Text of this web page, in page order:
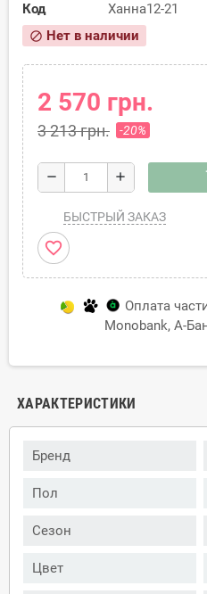
Код
Ханна12-21
block Нет в наличии
2 570 грн.
3 213 грн. -20%
remove add
БЫСТРЫЙ ЗАКАЗ
favorite_border
Оплата
Monobank, А-
ХАРАКТЕРИСТИКИ
Бренд
Пол
Сезон
Цвет